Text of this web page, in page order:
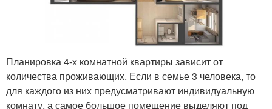
Планировка 4-х комнатной квартиры зависит от
количества проживающих. Если в семье 3 человека, то
для каждого из них предусматривают индивидуальную
комнату, а самое большое помещение выделяют под